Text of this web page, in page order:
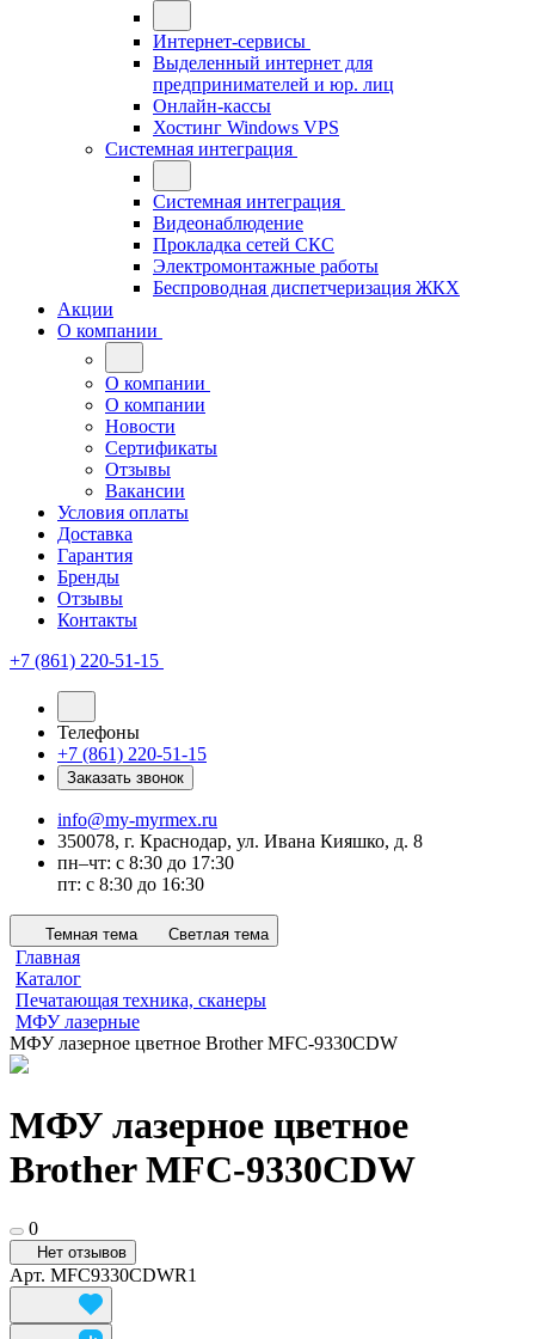
Интернет-сервисы
Выделенный интернет для
предпринимателей и юр. лиц
Онлайн-кассы
Хостинг Windows VPS
Системная интеграция
Системная интеграция
Видеонаблюдение
Прокладка сетей СКС
Электромонтажные работы
Беспроводная диспетчеризация ЖКХ
Акции
О компании
О компании
О компании
Новости
Сертификаты
Отзывы
Вакансии
Условия оплаты
Доставка
Гарантия
Бренды
Отзывы
Контакты
+7 (861) 220-51-15
Телефоны
+7 (861) 220-51-15
Заказать звонок
info@my-myrmex.ru
350078, г. Краснодар, ул. Ивана Кияшко, д. 8
пн–чт: с 8:30 до 17:30
пт: с 8:30 до 16:30
Темная тема Светлая тема
Главная
Каталог
Печатающая техника, сканеры
МФУ лазерные
МФУ лазерное цветное Brother MFC-9330CDW
МФУ лазерное цветное
Brother MFC-9330CDW
0
Нет отзывов
Арт. MFC9330CDWR1